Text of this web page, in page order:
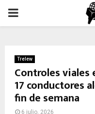
PRIMARY
Trelew
Controles viales
17 conductores
fin de semana
6 julio, 2026